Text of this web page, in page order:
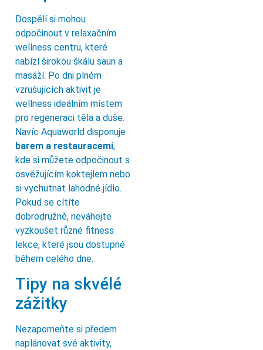
Dospělí si mohou
odpočinout v relaxačním
wellness centru, které
nabízí širokou škálu saun a
masáží. Po dni plném
vzrušujících aktivit je
wellness ideálním místem
pro regeneraci těla a duše.
Navíc Aquaworld disponuje
barem a restauracemi,
kde si můžete odpočinout s
osvěžujícím koktejlem nebo
si vychutnat lahodné jídlo.
Pokud se cítíte
dobrodružně, neváhejte
vyzkoušet různé fitness
lekce, které jsou dostupné
během celého dne.
Tipy na skvélé
zážitky
Nezapomeňte si předem
naplánovat své aktivity,